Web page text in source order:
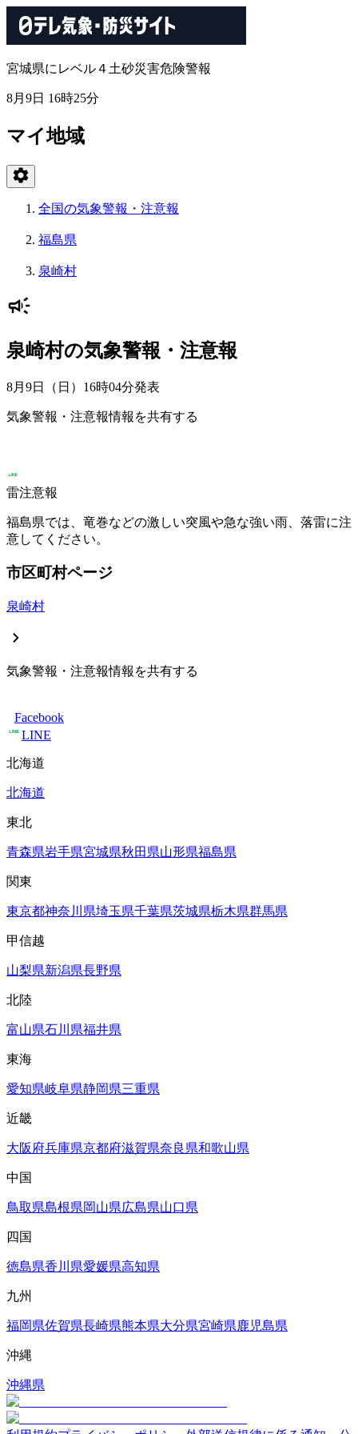
宮城県にレベル４土砂災害危険警報
8月9日 16時25分
マイ地域
全国の気象警報・注意報
福島県
泉崎村
泉崎村の気象警報・注意報
8月9日（日）16時04分発表
気象警報・注意報情報を共有する
雷注意報
福島県では、竜巻などの激しい突風や急な強い雨、落雷に注
意してください。
市区町村ページ
泉崎村
気象警報・注意報情報を共有する
Facebook
LINE
北海道
北海道
東北
青森県岩手県宮城県秋田県山形県福島県
関東
東京都神奈川県埼玉県千葉県茨城県栃木県群馬県
甲信越
山梨県新潟県長野県
北陸
富山県石川県福井県
東海
愛知県岐阜県静岡県三重県
近畿
大阪府兵庫県京都府滋賀県奈良県和歌山県
中国
鳥取県島根県岡山県広島県山口県
四国
徳島県香川県愛媛県高知県
九州
福岡県佐賀県長崎県熊本県大分県宮崎県鹿児島県
沖縄
沖縄県